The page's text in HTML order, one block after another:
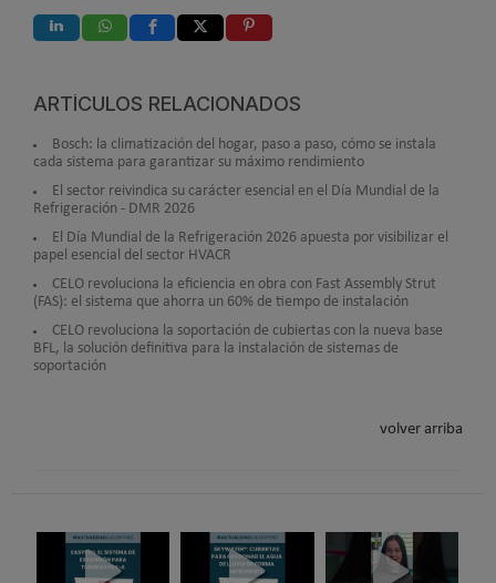
ARTÍCULOS RELACIONADOS
Bosch: la climatización del hogar, paso a paso, cómo se instala
cada sistema para garantizar su máximo rendimiento
El sector reivindica su carácter esencial en el Día Mundial de la
Refrigeración - DMR 2026
El Día Mundial de la Refrigeración 2026 apuesta por visibilizar el
papel esencial del sector HVACR
CELO revoluciona la eficiencia en obra con Fast Assembly Strut
(FAS): el sistema que ahorra un 60% de tiempo de instalación
CELO revoluciona la soportación de cubiertas con la nueva base
BFL, la solución definitiva para la instalación de sistemas de
soportación
volver arriba